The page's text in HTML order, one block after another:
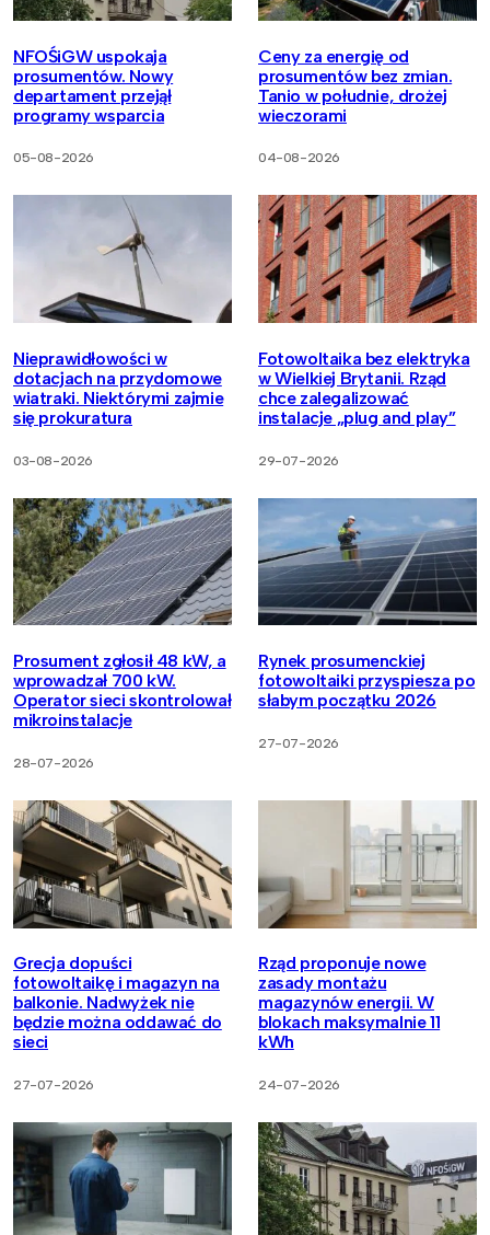
NFOŚiGW uspokaja
prosumentów. Nowy
departament przejął
programy wsparcia
05-08-2026
Ceny za energię od
prosumentów bez zmian.
Tanio w południe, drożej
wieczorami
04-08-2026
Nieprawidłowości w
dotacjach na przydomowe
wiatraki. Niektórymi zajmie
się prokuratura
03-08-2026
Fotowoltaika bez elektryka
w Wielkiej Brytanii. Rząd
chce zalegalizować
instalacje „plug and play”
29-07-2026
Prosument zgłosił 48 kW, a
wprowadzał 700 kW.
Operator sieci skontrolował
mikroinstalacje
28-07-2026
Rynek prosumenckiej
fotowoltaiki przyspiesza po
słabym początku 2026
27-07-2026
Grecja dopuści
fotowoltaikę i magazyn na
balkonie. Nadwyżek nie
będzie można oddawać do
sieci
27-07-2026
Rząd proponuje nowe
zasady montażu
magazynów energii. W
blokach maksymalnie 11
kWh
24-07-2026